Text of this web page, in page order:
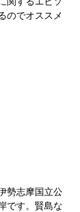
のでオススメ
勢志摩国立公
です。賢島な